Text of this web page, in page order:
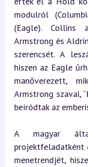
modulról
(Eagle).
Armstrong és
szerencsét. A
hiszen az Eagle
manőverezett,
Armstrong szavai,
beíródtak az
A magyar
projektfeladatként
menetrendjét,